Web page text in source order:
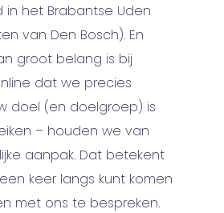
in het Brabantse Uden
van Den Bosch). En
groot belang is bij
dat we precies
doel (en doelgroep) is
– houden we van
aanpak. Dat betekent
keer langs kunt komen
met ons te bespreken.